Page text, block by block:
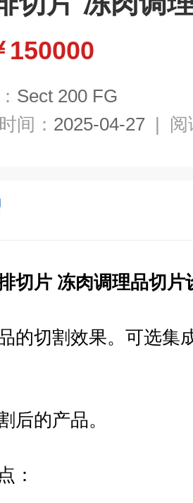
150000
Sect 200 FG
间： 2025-04-27 | 阅
切片 冻肉调理品切片
切割效果。可选集
的产品。
：